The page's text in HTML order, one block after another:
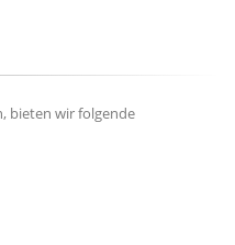
bieten wir folgende